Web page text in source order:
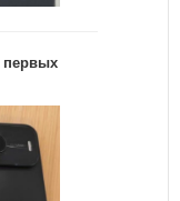
первых